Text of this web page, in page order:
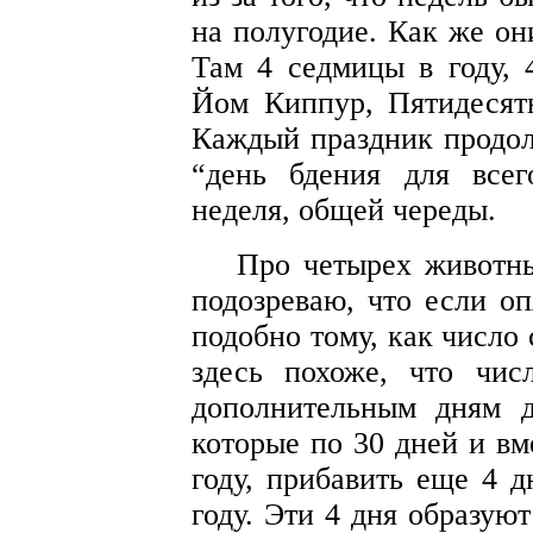
на полугодие. Как же
Там 4 седмицы в году,
Йом Киппур,
Каждый праздник
“день бдения для
неделя, общей череды.
Про четырех
подозреваю, что если
подобно тому, как число
здесь похоже, что
дополнительным дням
которые по 30 дней и
году, прибавить еще 4
году. Эти 4 дня